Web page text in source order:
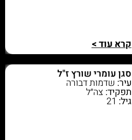
קרא עוד >
סגן עומרי שורץ ז"ל
עיר: שדמות דבורה
תפקיד: צה״ל
גיל:21